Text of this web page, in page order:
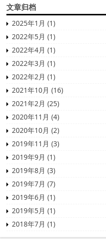
文章归档
2025年1月 (1)
2022年5月 (1)
2022年4月 (1)
2022年3月 (1)
2022年2月 (1)
2021年10月 (16)
2021年2月 (25)
2020年11月 (4)
2020年10月 (2)
2019年11月 (3)
2019年9月 (1)
2019年8月 (3)
2019年7月 (7)
2019年6月 (1)
2019年5月 (1)
2018年7月 (1)